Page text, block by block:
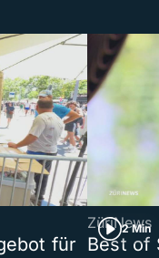
für
2 Min
ZüriNews
Best of